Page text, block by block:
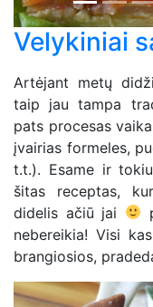
Velykiniai
Artėjant metų
taip jau tampa
pats procesas
įvairias formeles,
t.t.). Esame ir
šitas receptas,
didelis ačiū jai
nebereikia! Visi
brangiosios,